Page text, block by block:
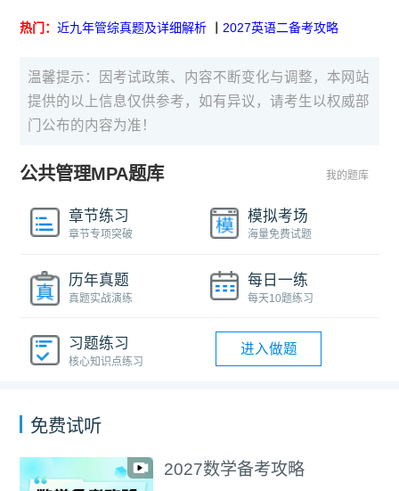
热门：近九年管综真题及详细解析 2027英语二备考攻略
温馨提示：因考试政策、内容不断变化与调整，本网站
提供的以上信息仅供参考，如有异议，请考生以权威部
门公布的内容为准！
公共管理MPA题库 我的题库
章节练习
章节专项突破
模拟考场
海量免费试题
历年真题
真题实战演练
每日一练
每天10题练习
习题练习
核心知识点练习
进入做题
免费试听
2027数学备考攻略